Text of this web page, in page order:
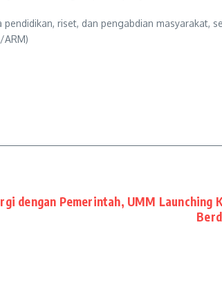
riset, dan pengabdian masyarakat,
dengan Pemerintah, UMM Launching